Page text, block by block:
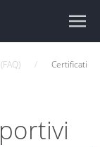
Certificati